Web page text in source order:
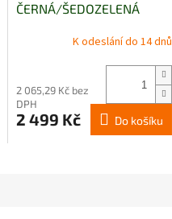
ČERNÁ/ŠEDOZELENÁ
K odeslání do 14 dnů
2 065,29 Kč bez
DPH
2 499 Kč Do košíku